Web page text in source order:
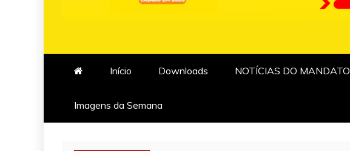
Início Downloads NOTÍCIAS DO MANDATO
Imagens da Semana